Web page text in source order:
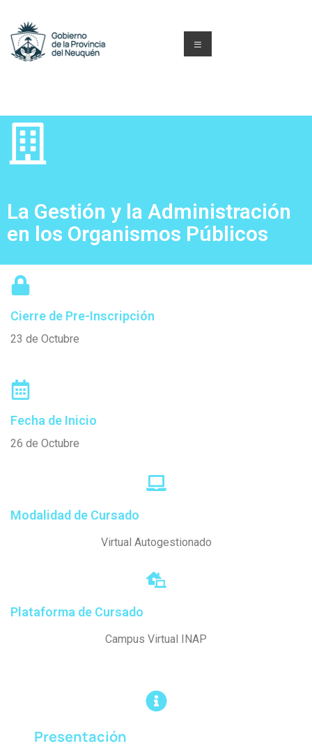
La Gestión y la Administración
en los Organismos Públicos
Cierre de Pre-Inscripción
23 de Octubre
Fecha de Inicio
26 de Octubre
Modalidad de Cursado
Virtual Autogestionado
Plataforma de Cursado
Campus Virtual INAP
Presentación